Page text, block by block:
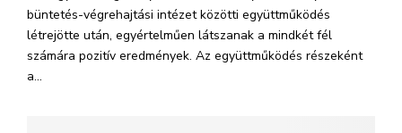
büntetés-végrehajtási intézet közötti együttműködés
létrejötte után, egyértelműen látszanak a mindkét fél
számára pozitív eredmények. Az együttműködés részeként
a...